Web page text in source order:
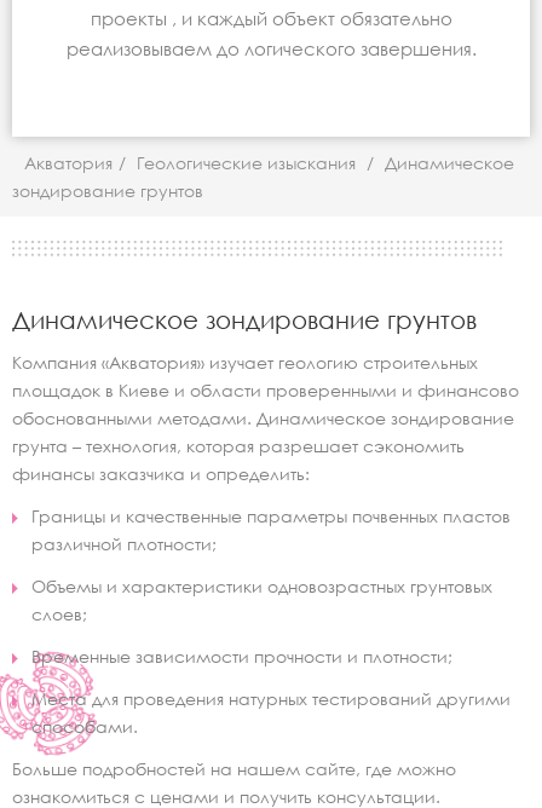
проекты , и каждый объект обязательно
реализовываем до логического завершения.
Акватория / Геологические изыскания / Динамическое
зондирование грунтов
Динамическое зондирование грунтов
Компания «Акватория» изучает геологию строительных
площадок в Киеве и области проверенными и финансово
обоснованными методами. Динамическое зондирование
грунта – технология, которая разрешает сэкономить
финансы заказчика и определить:
Границы и качественные параметры почвенных пластов
различной плотности;
Объемы и характеристики одновозрастных грунтовых
слоев;
Временные зависимости прочности и плотности;
Места для проведения натурных тестирований другими
способами.
Больше подробностей на нашем сайте, где можно
ознакомиться с ценами и получить консультации.